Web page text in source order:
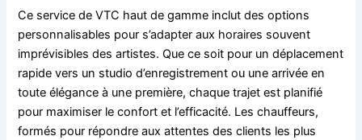
Ce service de VTC haut de gamme inclut des options
personnalisables pour s’adapter aux horaires souvent
imprévisibles des artistes. Que ce soit pour un déplacement
rapide vers un studio d’enregistrement ou une arrivée en
toute élégance à une première, chaque trajet est planifié
pour maximiser le confort et l’efficacité. Les chauffeurs,
formés pour répondre aux attentes des clients les plus